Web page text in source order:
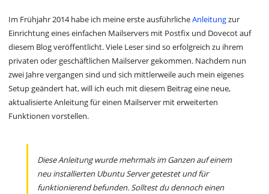
Im Frühjahr 2014 habe ich meine erste ausführlicheAnleitungzur
Einrichtung eines einfachen Mailservers mit Postfix und Dovecot auf
diesem Blog veröffentlicht. Viele Leser sind so erfolgreich zu ihrem
privaten oder geschäftlichen Mailserver gekommen. Nachdem nun
zwei Jahre vergangen sind und sich mittlerweile auch mein eigenes
Setup geändert hat, will ich euch mit diesem Beitrag eine neue,
aktualisierte Anleitung für einen Mailserver mit erweiterten
Funktionen vorstellen.
Diese Anleitung wurde mehrmals im Ganzen auf einem
neu installierten Ubuntu Server getestet und für
funktionierend befunden. Solltest du dennoch einen